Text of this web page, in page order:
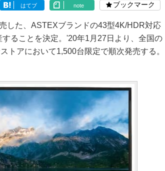
はてブ note ブックマーク
した、ASTEXブランドの43型4K/HDR対応
ることを決定。'20年1月27日より、全国の
トアにおいて1,500台限定で順次発売する。